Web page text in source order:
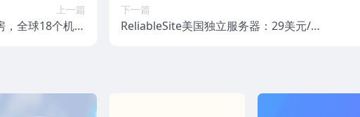
上一篇
全球18个机房
下一篇
ReliableSite美国独立服务器：29美元/月